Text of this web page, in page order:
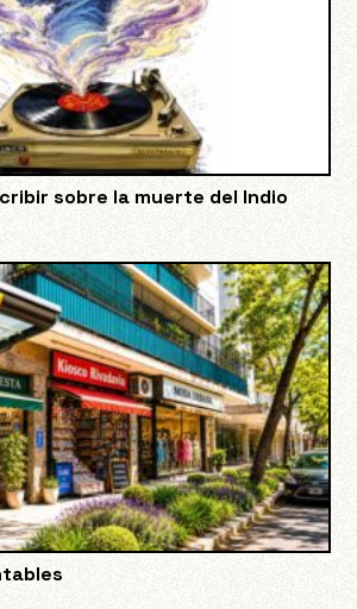
sobre la muerte del Indio